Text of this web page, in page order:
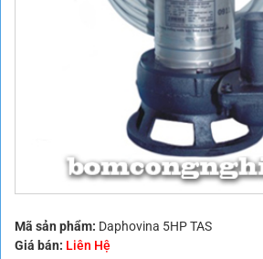
Mã sản phẩm: Daphovina 5HP TAS
Giá bán: Liên Hệ